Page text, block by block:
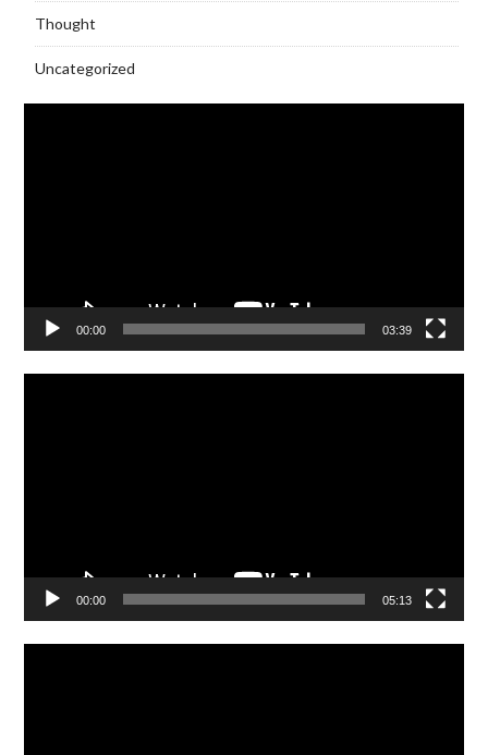
Thought
Uncategorized
00:00 03:39
00:00 05:13